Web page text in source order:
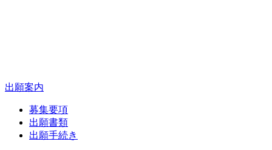
出願案内
募集要項
出願書類
出願手続き